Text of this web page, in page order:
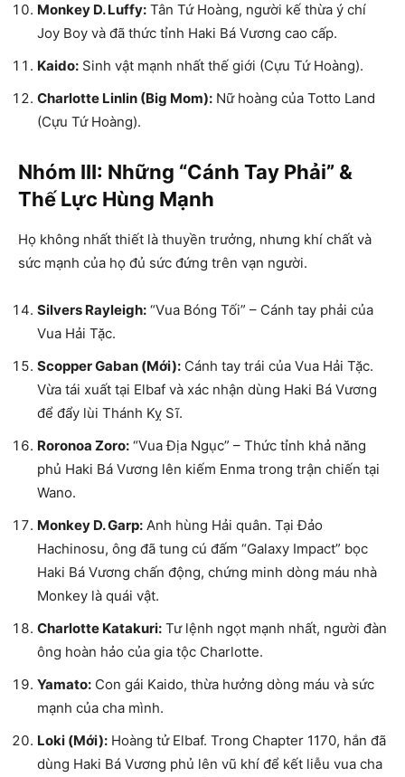
Monkey D. Luffy: Tân Tứ Hoàng, người kế thừa ý chí
Joy Boy và đã thức tỉnh Haki Bá Vương cao cấp.
Kaido: Sinh vật mạnh nhất thế giới (Cựu Tứ Hoàng).
Charlotte Linlin (Big Mom): Nữ hoàng của Totto Land
(Cựu Tứ Hoàng).
Nhóm III: Những “Cánh Tay Phải” &
Thế Lực Hùng Mạnh
Họ không nhất thiết là thuyền trưởng, nhưng khí chất và
sức mạnh của họ đủ sức đứng trên vạn người.
Silvers Rayleigh: “Vua Bóng Tối” – Cánh tay phải của
Vua Hải Tặc.
Scopper Gaban (Mới): Cánh tay trái của Vua Hải Tặc.
Vừa tái xuất tại Elbaf và xác nhận dùng Haki Bá Vương
để đẩy lùi Thánh Kỵ Sĩ.
Roronoa Zoro: “Vua Địa Ngục” – Thức tỉnh khả năng
phủ Haki Bá Vương lên kiếm Enma trong trận chiến tại
Wano.
Monkey D. Garp: Anh hùng Hải quân. Tại Đảo
Hachinosu, ông đã tung cú đấm “Galaxy Impact” bọc
Haki Bá Vương chấn động, chứng minh dòng máu nhà
Monkey là quái vật.
Charlotte Katakuri: Tư lệnh ngọt mạnh nhất, người đàn
ông hoàn hảo của gia tộc Charlotte.
Yamato: Con gái Kaido, thừa hưởng dòng máu và sức
mạnh của cha mình.
Loki (Mới): Hoàng tử Elbaf. Trong Chapter 1170, hắn đã
dùng Haki Bá Vương phủ lên vũ khí để kết liễu vua cha